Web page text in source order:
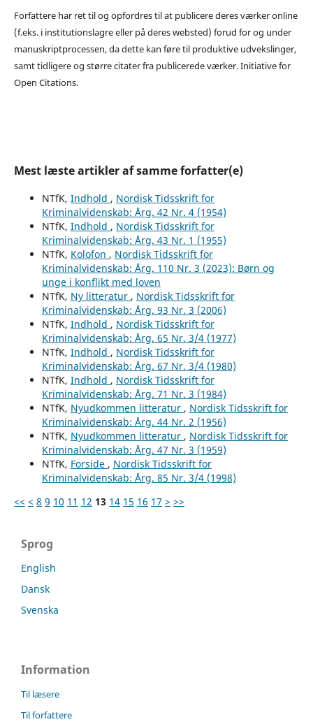
Forfattere har ret til og opfordres til at publicere deres værker online
(f.eks. i institutionslagre eller på deres websted) forud for og under
manuskriptprocessen, da dette kan føre til produktive udvekslinger,
samt tidligere og større citater fra publicerede værker. Initiative for
Open Citations.
Mest læste artikler af samme forfatter(e)
NTfK, Indhold , Nordisk Tidsskrift for
Kriminalvidenskab: Årg. 42 Nr. 4 (1954)
NTfK, Indhold , Nordisk Tidsskrift for
Kriminalvidenskab: Årg. 43 Nr. 1 (1955)
NTfK, Kolofon , Nordisk Tidsskrift for
Kriminalvidenskab: Årg. 110 Nr. 3 (2023): Børn og
unge i konflikt med loven
NTfK, Ny litteratur , Nordisk Tidsskrift for
Kriminalvidenskab: Årg. 93 Nr. 3 (2006)
NTfK, Indhold , Nordisk Tidsskrift for
Kriminalvidenskab: Årg. 65 Nr. 3/4 (1977)
NTfK, Indhold , Nordisk Tidsskrift for
Kriminalvidenskab: Årg. 67 Nr. 3/4 (1980)
NTfK, Indhold , Nordisk Tidsskrift for
Kriminalvidenskab: Årg. 71 Nr. 3 (1984)
NTfK, Nyudkommen litteratur , Nordisk Tidsskrift for
Kriminalvidenskab: Årg. 44 Nr. 2 (1956)
NTfK, Nyudkommen litteratur , Nordisk Tidsskrift for
Kriminalvidenskab: Årg. 47 Nr. 3 (1959)
NTfK, Forside , Nordisk Tidsskrift for
Kriminalvidenskab: Årg. 85 Nr. 3/4 (1998)
<< < 8 9 10 11 12 13 14 15 16 17 > >>
Sprog
English
Dansk
Svenska
Information
Til læsere
Til forfattere